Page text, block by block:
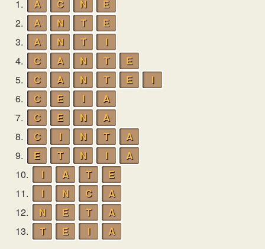
1.
A C N
E
2.
A N T
E
3.
A N T
I
4.
C A N T
E
5.
C A N T E
I
6.
C E I
A
7.
C E N
A
8.
C I N T
A
9.
E T N I
A
10.
I A T
E
11.
I N C
A
12.
N E T
A
13.
T E I
A